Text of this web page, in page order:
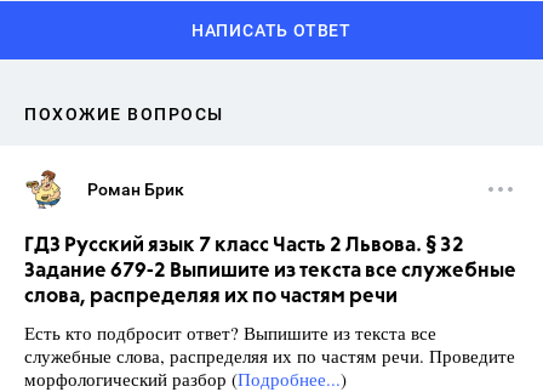
НАПИСАТЬ ОТВЕТ
ПОХОЖИЕ ВОПРОСЫ
Роман Брик
ГДЗ Русский язык 7 класс Часть 2 Львова. § 32
Задание 679-2 Выпишите из текста все служебные
слова, распределяя их по частям речи
Есть кто подбросит ответ? Выпишите из текста все
служебные слова, распределяя их по частям речи. Проведите
морфологический разбор (Подробнее...)